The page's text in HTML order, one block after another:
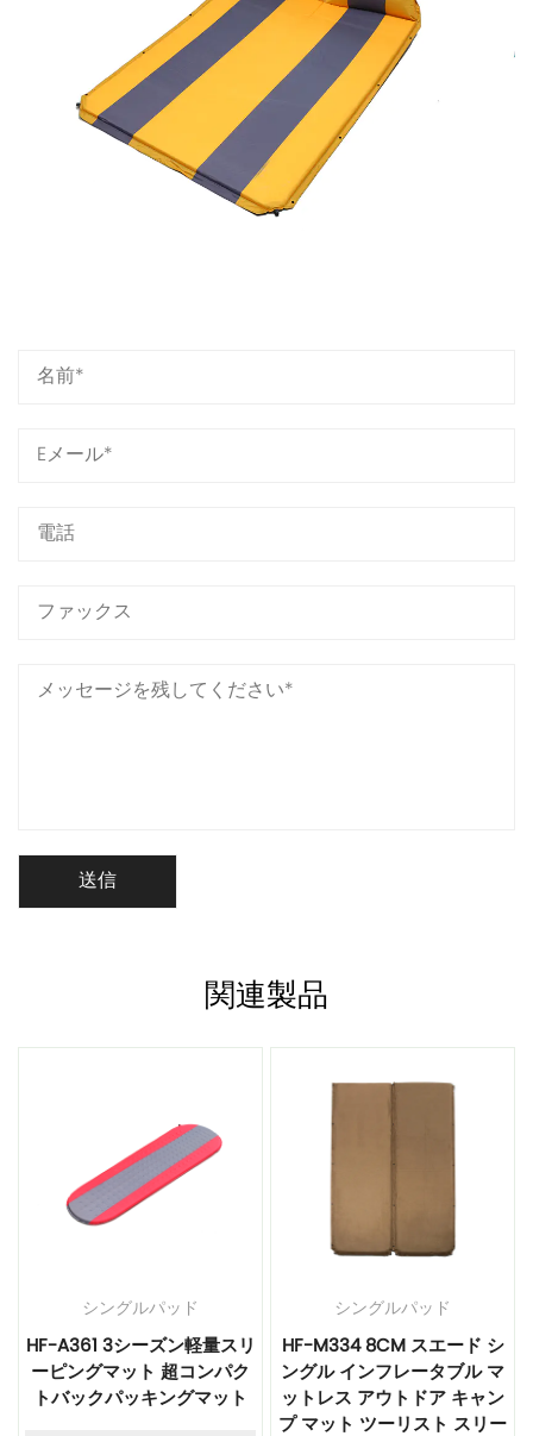
関連製品
シングルパッド
HF-A361 3シーズン軽量スリ
ーピングマット 超コンパク
トバックパッキングマット
シングルパッド
HF-M334 8CM スエード シ
ングル インフレータブル マ
ットレス アウトドア キャン
プ マット ツーリスト スリー